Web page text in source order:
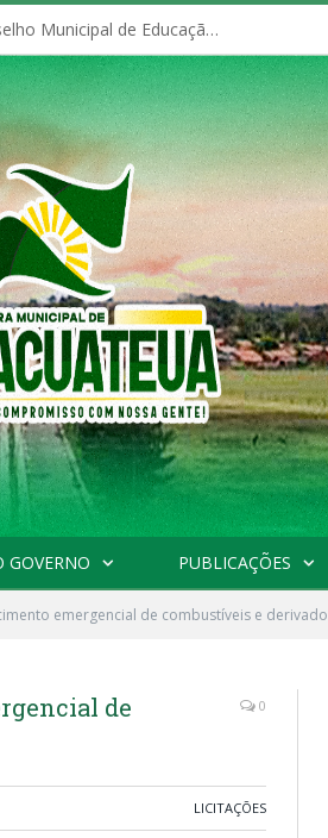
Políticas Municipais aprovadas pelo Conselho Municipal de Educação (CME)
GOVERNO PUBLICAÇÕES
emergencial de combustíveis e
de
0
LICITAÇÕES